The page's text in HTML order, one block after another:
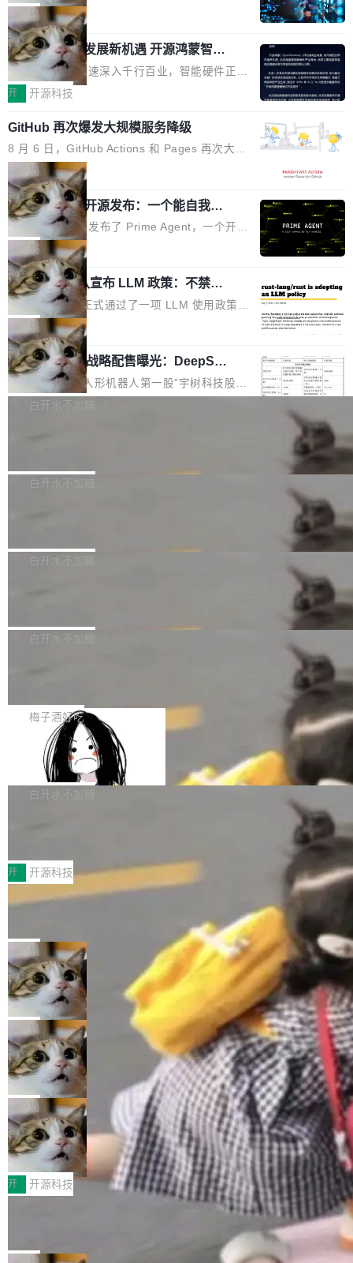
破的事实。 Jordan 随后补充了一句软化声明：
「我不认为这些会议上大部分论文都在过度宣传
或造假。问题是，作为读者，如果你筛选出那些
看起来最令人兴奋的论文，那它们大部分都是过
度宣传的。」 这才是真正的痛点。不是所有论文
都有问题，是最吸引眼球的那批论文最有问题。
他引用的帖子来自 Mathew Shen，一位 ICLR 2
026 的读者：「看了篇 ...
这句话不是来自某个技术博客，而是出自 Hieu
Pham 的一条推文。Hieu Pham 是谁？他是 xAI
的早期工程师之一，在 Grok 训练基础设施团队
工作过。近日他在 X 上发了一条帖子，列出了他
认为现代 AI 领域最重要的三个开源项目。 第一
个名字毫无悬念：Flash Attention 2。 Hieu 的
理由很具体。FA 系列不需要解释，但 FA2 是他
认为最重要的一个——复杂度恰到好处，刚好能
驱动你去学 CuTe，但还没被那些"邪恶的" Hopp
er++ 优化所淹没，足够容易修改和适配。 更关
键的是 FA2 的持久性...
局
共商智能硬件发展新机遇 开源鸿蒙智能
硬件开发者日杭州站即将举行
随着万物智联加速深入千行百业，智能硬件正从
单点设备迈向智能化、网联化、协同化发展。作
鸿蒙通过统一技术底座和分布式能力，为不同类
型智能设备的开发、连接与互联提供关键支撑，
也为产业链企业探索产品创新与商业增长打开新
的空间。 8月14日，开源鸿蒙智能硬件开发者日
（OHDD：OpenHarmony Hardware Develope
r Day）将在杭州启航。活动面向智能硬件产业
链企业和开发者，邀请行业专家与资深技术顾
问，围绕开源鸿蒙技术能力、设备适配、芯片适
配、功耗与稳定性调优、兼容性测评及统一互联
等内容展开系统讲解和实战交流，帮助企业进一
步了解开源鸿蒙在智能...
开 开源科技
GitHub 再次爆发大规模服务降级
8 月 6 日，GitHub Actions 和 Pages 再次大规
模服务降级，Actions 完全不可用超过 5 小时，
webhook 停发，连自托管 runner 也因调度层故
障无法工作。Pages、Copilot code review、C
opilot coding agent 全部受影响。从检测到完全
恢复，大约 12 小时。 这是 2026 年 8 月的第六
起事故，其中四起与 AI/Copilot 服务相关。 Git
Hub 员工 kdaigle 在 HN 讨论中贴出了一组数
据：2025 年全年 10 亿次 commit。现在，每周
2.75 亿次，全年预计 140 亿次。GitHub...
局
Prime Agent 开源发布：一个能自我改
进的编程 Agent，ARC-AGI 3 超越人类
专家基线
Prime Intellect 发布了 Prime Agent，一个开源
的编程 Agent Harness，核心设计围绕两个抽
象：Recursive Language Model（RLM）和 C
ontinual Harness。在 ARC-AGI 3 基准测试
上，Prime Agent + Opus 5 的组合达到了 95.
5% RHAE Best@1，超过了 ARC 报告的人类专
家基线 95.4%。 不是又一个 coding agent 包装
器 Prime Agent 的架构和市面上大多数 coding
agent 有本质区别。大多数 agent harness 的设
计是基于早期模型的能力—...
局
Rust 项目团队宣布 LLM 政策：不禁
止，但你要承认哪些代码不是你写的
Rust 语言项目正式通过了一项 LLM 使用政策，
覆盖 rust-lang/rust 单一仓库的代码贡献。这不
是项目级别的官方立场，目前由五个团队采纳，
但它可能是主流开源项目中关于 AI 辅助贡献最
细致的一份规则。 政策的核心只有一句话：LLM
可以用来分析、提炼、审阅、建议，但不能用来
不得生成涉及安全性的关键变更，除非作者本身
局
宇树科技 IPO 战略配售曝光：DeepSe
ek 获配 93.3 万股，锁定 36 个月
8月6日晚间，“人形机器人第一股”宇树科技股份
有限公司披露IPO发行价格及战略配售结果，杭
36个月。 公告显示，本次宇树科技战略配售对
员工参与设立的专项资产管理计划。其中，Dee
获配9...
白开水不加糖
Bug fixes and enhancements 修复多次传递同
一个回归问题，该问题导致拉取镜像时会拒绝包
题，该问题可能导致在旧版 Linux 内核...
白开水不加糖
e 孵化器项目管理委员会（IPMC）投票中获得
P）！这一里程碑不仅标志着 Fluss 迈入新的发
白开水不加糖
长期停止内容更新，未能实现其作为“AI版维基百
提交的编辑请求也长期处于待处理状态。 Groki
pedia 于去年底上线，定位为由人工智能生成内
容的百科平台，被马斯克视为传统众包百科网站
维基百科的替代方案。Lawfare 调查发现，无论
热门页面还是低关注度页面，均未出现近期更
白开水不加糖
是这样的：配 MessageSource 的 Bean、写 R
eloadableResourceBundleMessageSource、
声明 LocaleResolver、注册 LocaleChangeInt
erceptor…五六步之后才能看到第一行翻译文
本。 Solon 换了个方式。整个 i18n 模块围绕三
梅子酒好吃
Apache Doris 4.1 全面增强 Iceberg：
支持 UPDATE、MERGE INTO 与 Iceb
erg V3
Apache Doris 4.1 要补齐的，正是缺失的那一
半。在已有查询能力的基础上，Doris 进一步支
常维护操作，并完整支持 Iceberg V3 格式。
白开水不加糖
村国家自主创新示范区会议中心开幕。本届大会
由中关村智联软件服务业质量创新联盟主办，以
“智构可信·质创未来——AI原生时代的质量新范
式”为主题，直面AI从实验室走向规模化产业落地
的核心质量命题。会上，《2026智能研发生产力
工具选型手册》发布，Testin云测的Testin XAge
nt智能测试系统入选AI测试领域代表产品。对CI
O而言，这提示了一个转变：AI测试正在从效率
工具升级为企业的质量基础设施。 CIO面对的新
现实 过去两年，CIO们的焦虑清单上多了两项：
一是如何让大模型和智能体应用安全地从PoC走
向生产，二是如何让测试团队跟得上AI应用...
开 开源科技
让非法状态不可表示：一篇关于 ADT
有一种东西，一旦用过就回不去了。Alex Fedos
eev 管它叫"软件设计的基石"。 他说的东西不新
鲜——代数数据类型（ADT），尤其是和类型
（sum type）。但他说清楚了一件事：这不是类
型系统的学术体操，是日常编码的思维方式。 文
章从一个简单的例子切入。一个网站的深色主题
设置，如果用布尔值 + 可空字段来表示——bool
ean 表示是否可切换，nullable 的默认模式、浅
色方案、深色方案——会产生大量无意义的组
合。方案缺了、配置冲突了、全 null 了。要知道
哪些组合有效，作者说，你得靠"文档、校验、或
者部落知识"。 换个写法。Rust 的 enum，两个
变体：Switchable...
局
Cloudflare 开源内部企业 AI 平台 Clou
dflare OS
Cloudflare 发布了一个开源项目 Cloudflare O
S。如果你只看官方博客，你会觉得这是又一
个"AI 知识库 + 聊天机器人"——每个大厂都在
做，没什么新鲜的。 但 Kenton Varda 在 Twitte
r 上把事情说清楚了： 今天我们发布了 Cloudfla
re OS，一个带连接器的聊天机器人，跟其他所
有科技公司做的一样。只不过，实际上它不一
样。这是 Sandstorm.io 的重制版，我十年前的
那个创业公司。不同的是，这次它构建在 Cloudf
lare Workers 上——我花了九年时间搭建的平台
——并且深度集成了 AI。这基本上是我十年秘密
局
Deno 团队开源 Celld，可自托管的分
布式 Durable Objects
Ryan Dahl 领导的 Deno 团队推出了最新开源项
目 Celld，一个能在自己机器上运行 Cloudflare
Workers 和 Durable Objects 的守护进程。 设
计思路很直接：每个对象是一个独立的 SQLite
数据库，按名称寻址，复制到你自己的 S3 兼容
存储库里。节点之间只通过这个存储库协调——
没有控制平面，没有共识协议。每个对象自带一
个小型数据库，应用天然按分片构建，单个数据
库的竞争和爆炸半径问题在设计层面就被消除
了。 闲置的 cell 会休眠到几乎不占资源。当 cel
局
鲁大师7月新机性能/流畅/AI榜：vivo夺
性能、流畅双第一，三星Galaxy Z系列
新折叠缺席
2026年7月的手机市场，由于存储等硬件成本暴
增，手机厂商的日子也不好过啊，新机速度明显
放缓，因此硝烟味淡了许多。新机参数规格除开
Fold8 / Z Flip8）外，其余要么是中低端机器，
例如iQOO Z11i、REDMI Note 17、REDMI No
开 开源科技
Zed 编辑器团队发布了新项目——DeltaDB，一
个在 git commit 之间记录每一次编辑操作的版